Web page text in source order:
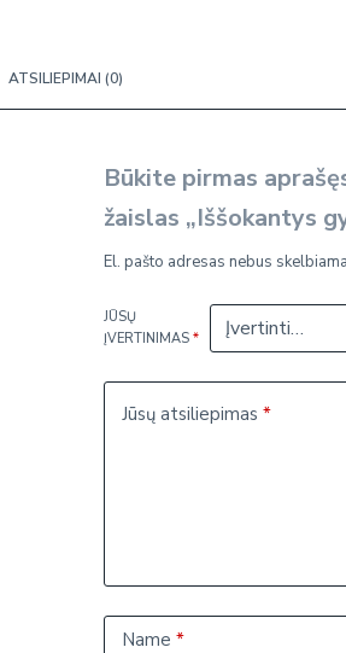
„Iššokantys
ATSILIEPIMAI (0)
Būkite pirmas
žaislas „Iššokantys
El. pašto adresas nebus
JŪSŲ
ĮVERTINIMAS*
Jūsų atsiliepimas*
Name *